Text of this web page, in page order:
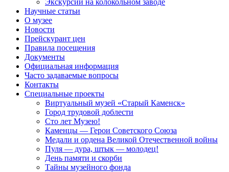
Научные статьи
О музее
Новости
Прейскурант цен
Правила посещения
Документы
Официальная информация
Часто задаваемые вопросы
Контакты
Специальные проекты
Виртуальный музей «Старый Каменск»
Город трудовой доблести
Сто лет Музею!
Каменцы — Герои Советского Союза
Медали и ордена Великой Отечественной войны
Пуля — дура, штык — молодец!
День памяти и скорби
Тайны музейного фонда